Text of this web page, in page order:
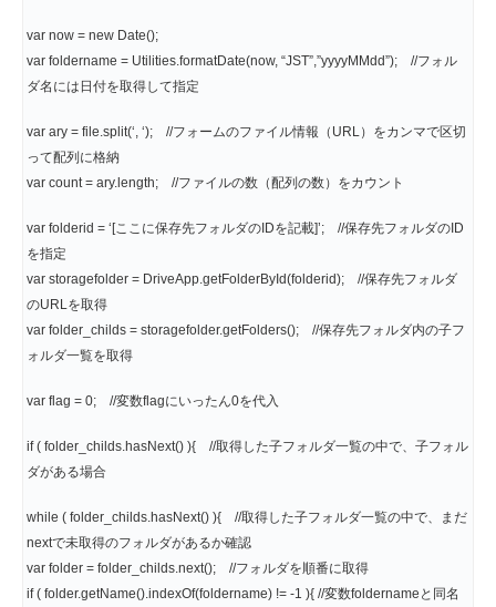
var now = new Date();
var foldername = Utilities.formatDate(now, “JST”,”yyyyMMdd”); //フォル
ダ名には日付を取得して指定
var ary = file.split(‘, ‘); //フォームのファイル情報（URL）をカンマで区切
って配列に格納
var count = ary.length; //ファイルの数（配列の数）をカウント
var folderid = ‘[ここに保存先フォルダのIDを記載]’; //保存先フォルダのID
を指定
var storagefolder = DriveApp.getFolderById(folderid); //保存先フォルダ
のURLを取得
var folder_childs = storagefolder.getFolders(); //保存先フォルダ内の子フ
ォルダ一覧を取得
var flag = 0; //変数flagにいったん0を代入
if ( folder_childs.hasNext() ){ //取得した子フォルダ一覧の中で、子フォル
ダがある場合
while ( folder_childs.hasNext() ){ //取得した子フォルダ一覧の中で、まだ
nextで未取得のフォルダがあるか確認
var folder = folder_childs.next(); //フォルダを順番に取得
if ( folder.getName().indexOf(foldername) != -1 ){ //変数foldernameと同名